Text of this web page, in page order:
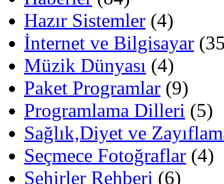
Hazır Sistemler (4)
İnternet ve Bilgisayar
Müzik Dünyası (4)
Paket Programlar (9)
Programlama Dilleri (5)
Sağlık,Diyet ve
Seçmece Fotoğraflar (4)
Şehirler Rehberi (6)